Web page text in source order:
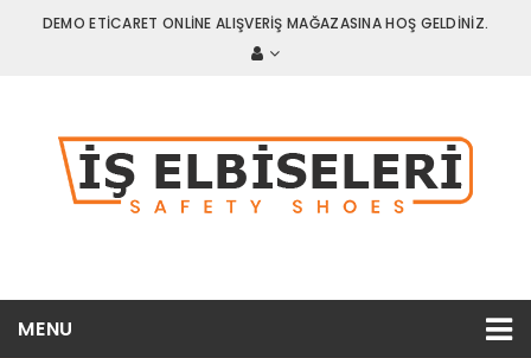
DEMO ETİCARET ONLİNE ALIŞVERİŞ MAĞAZASINA HOŞ GELDİNİZ.
MENU